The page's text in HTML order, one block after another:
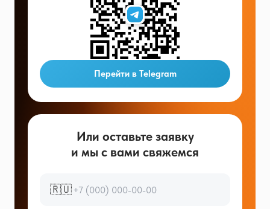
Перейти в Telegram
Или оставьте заявку
и мы с вами свяжемся
🇷🇺